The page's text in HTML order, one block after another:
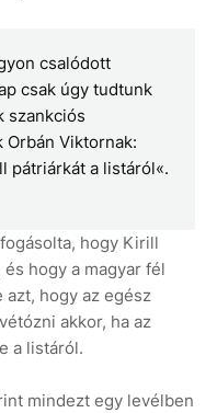
csalódott
csak úgy tudtunk
szankciós
Viktornak:
pátriárkát a listáról«.
hogy Kirill
hogy a magyar fél
hogy az egész
akkor, ha az
a listáról.
mindezt egy levélben